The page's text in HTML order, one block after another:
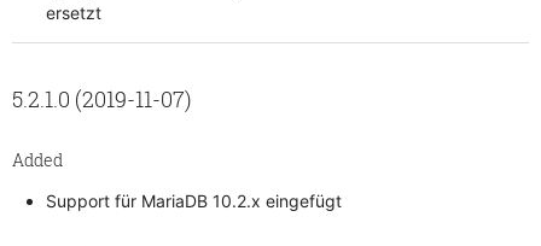
ersetzt
5.2.1.0 (2019-11-07)
Added
Support für MariaDB 10.2.x eingefügt